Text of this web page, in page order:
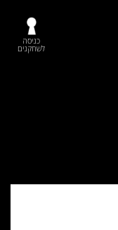
כניסה
לשחקנים